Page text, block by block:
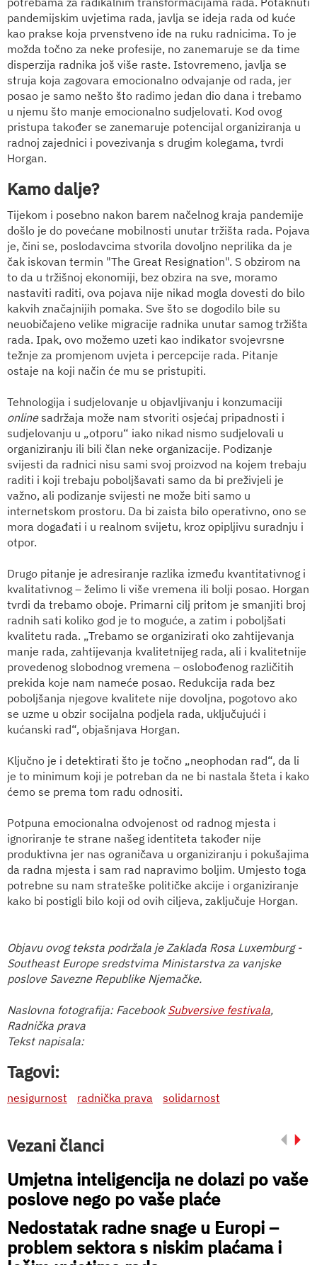
pandemijskim uvjetima rada, javlja se ideja rada od kuće
kao prakse koja prvenstveno ide na ruku radnicima. To je
možda točno za neke profesije, no zanemaruje se da time
disperzija radnika još više raste. Istovremeno, javlja se
struja koja zagovara emocionalno odvajanje od rada, jer
posao je samo nešto što radimo jedan dio dana i trebamo
u njemu što manje emocionalno sudjelovati. Kod ovog
pristupa također se zanemaruje potencijal organiziranja u
radnoj zajednici i povezivanja s drugim kolegama, tvrdi
Horgan.
Kamo dalje?
Tijekom i posebno nakon barem načelnog kraja pandemije
došlo je do povećane mobilnosti unutar tržišta rada. Pojava
je, čini se, poslodavcima stvorila dovoljno neprilika da je
čak iskovan termin "The Great Resignation". S obzirom na
to da u tržišnoj ekonomiji, bez obzira na sve, moramo
nastaviti raditi, ova pojava nije nikad mogla dovesti do bilo
kakvih značajnijih pomaka. Sve što se dogodilo bile su
neuobičajeno velike migracije radnika unutar samog tržišta
rada. Ipak, ovo možemo uzeti kao indikator svojevrsne
težnje za promjenom uvjeta i percepcije rada. Pitanje
ostaje na koji način će mu se pristupiti.
Tehnologija i sudjelovanje u objavljivanju i konzumaciji
onlinesadržaja može nam stvoriti osjećaj pripadnosti i
sudjelovanju u „otporu“ iako nikad nismo sudjelovali u
organiziranju ili bili član neke organizacije. Podizanje
svijesti da radnici nisu sami svoj proizvod na kojem trebaju
raditi i koji trebaju poboljšavati samo da bi preživjeli je
važno, ali podizanje svijesti ne može biti samo u
internetskom prostoru. Da bi zaista bilo operativno, ono se
mora događati i u realnom svijetu, kroz opipljivu suradnju i
otpor.
Drugo pitanje je adresiranje razlika između kvantitativnog i
kvalitativnog – želimo li više vremena ili bolji posao. Horgan
tvrdi da trebamo oboje. Primarni cilj pritom je smanjiti broj
radnih sati koliko god je to moguće, a zatim i poboljšati
kvalitetu rada. „Trebamo se organizirati oko zahtijevanja
manje rada, zahtijevanja kvalitetnijeg rada, ali i kvalitetnije
provedenog slobodnog vremena – oslobođenog različitih
prekida koje nam nameće posao. Redukcija rada bez
poboljšanja njegove kvalitete nije dovoljna, pogotovo ako
se uzme u obzir socijalna podjela rada, uključujući i
kućanski rad“, objašnjava Horgan.
Ključno je i detektirati što je točno „neophodan rad“, da li
je to minimum koji je potreban da ne bi nastala šteta i kako
ćemo se prema tom radu odnositi.
Potpuna emocionalna odvojenost od radnog mjesta i
ignoriranje te strane našeg identiteta također nije
produktivna jer nas ograničava u organiziranju i pokušajima
da radna mjesta i sam rad napravimo boljim. Umjesto toga
potrebne su nam strateške političke akcije i organiziranje
kako bi postigli bilo koji od ovih ciljeva, zaključuje Horgan.
Objavu ovog teksta podržala je Zaklada Rosa Luxemburg -
Southeast Europe sredstvima Ministarstva za vanjske
poslove Savezne Republike Njemačke.
Naslovna fotografija: FacebookSubversive festivala,
Radnička prava
Tekst napisala:
Tagovi:
nesigurnost radnička prava solidarnost
Vezani članci
Umjetna inteligencija ne dolazi po vaše
poslove nego po vaše plaće
Nedostatak radne snage u Europi –
problem sektora s niskim plaćama i